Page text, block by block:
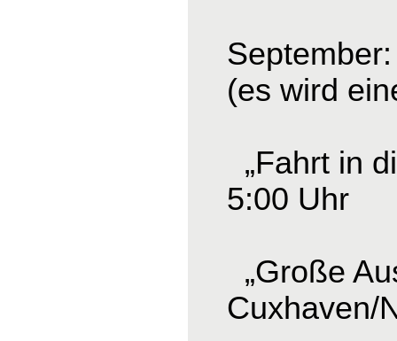
(es wird
„Fahrt in
5:00 Uhr
„Große
Cuxhaven/